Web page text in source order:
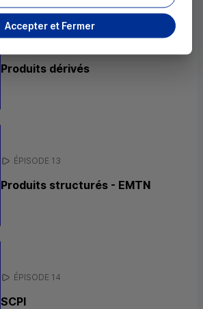
Produits dérivés
ÉPISODE 13
Produits structurés - EMTN
ÉPISODE 14
SCPI
Accepter et Fermer